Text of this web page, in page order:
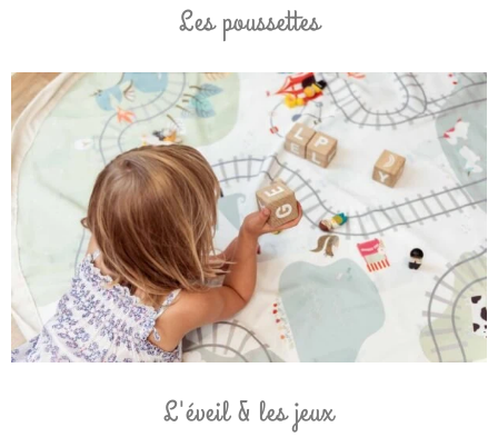
Les poussettes
L'éveil & les jeux